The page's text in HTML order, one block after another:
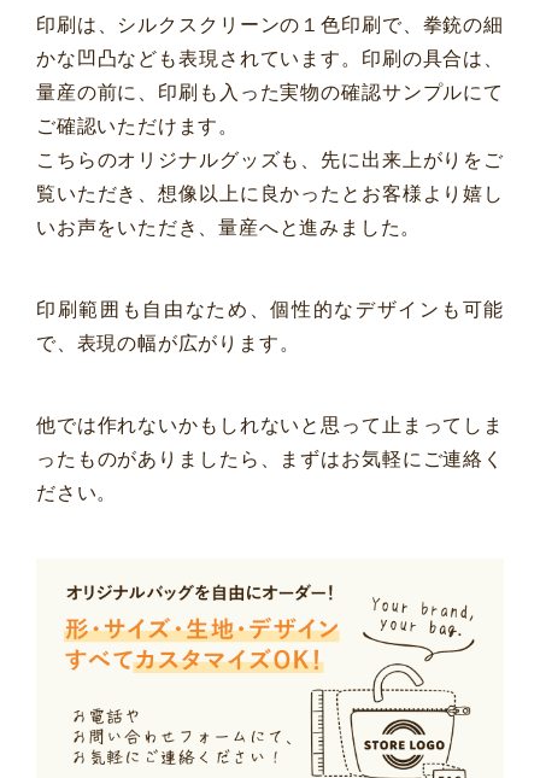
印刷は、シルクスクリーンの１色印刷で、拳銃の細
かな凹凸なども表現されています。印刷の具合は、
量産の前に、印刷も⼊った実物の確認サンプルにて
ご確認いただけます。
こちらのオリジナルグッズも、先に出来上がりをご
覧いただき、想像以上に良かったとお客様より嬉し
いお声をいただき、量産へと進みました。
印刷範囲も自由なため、個性的なデザインも可能
で、表現の幅が広がります。
他では作れないかもしれないと思って止まってしま
ったものがありましたら、まずはお気軽にご連絡く
ださい。